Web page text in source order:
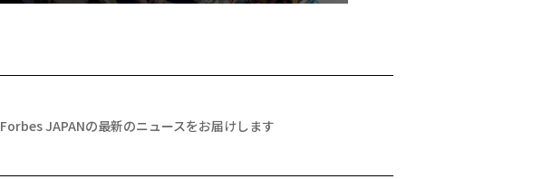
Forbes JAPANの最新のニュースをお届けします